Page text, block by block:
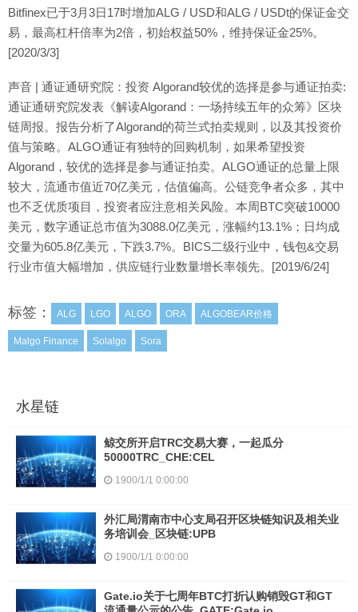
Bitfinex已于3月3日17时增加ALG / USD和ALG / USDt的保证金交
易，最高杠杆倍率为2倍，初始权益50%，维持保证金25%。
[2020/3/3]
声音 | 通证通研究院：投资 Algorand较优的选择是参与通证拍卖:
通证通研究院发表《解读Algorand：一场持续五年的众筹》区块
链周报。报告分析了Algorand的荷兰式拍卖规则，以及其投资价
值与策略。ALGO通证有独特的回购机制，如果希望投资
Algorand，较优的选择是参与通证拍卖。ALGO通证的总量上限
较大，流通市值近70亿美元，估值偏高。公链竞争者众多，其中
也不乏优质项目，投资者应注意相关风险。本周BTC突破10000
美元，数字通证总市值为3088.0亿美元，涨幅约13.1%；日均成
交量为605.8亿美元，下跌3.7%。BICS二级行业中，钱包&交易
行业市值大幅增加，供应链行业数量增长率领先。[2019/6/24]
标签： ALG LGO ALGO ORA ALGOBEAR价格
Malgo Finance Solalgo Sora
水星链
鲸交所开启TRC交易大赛，一起瓜分
50000TRC_CHE:CEL
1900/1/1 0:00:00
外汇局渭南市中心支局召开区块链知识及相关业
务培训会_区块链:UPB
1900/1/1 0:00:00
Gate.io关于七周年BTC打折认购销毁GT和GT